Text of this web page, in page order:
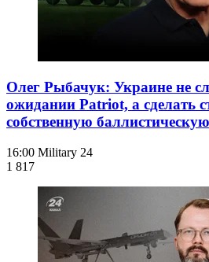
Олег Рыбачук: Украине не
ожидании Patriot, а сделать
собственную
16:00 Military 24
1 817